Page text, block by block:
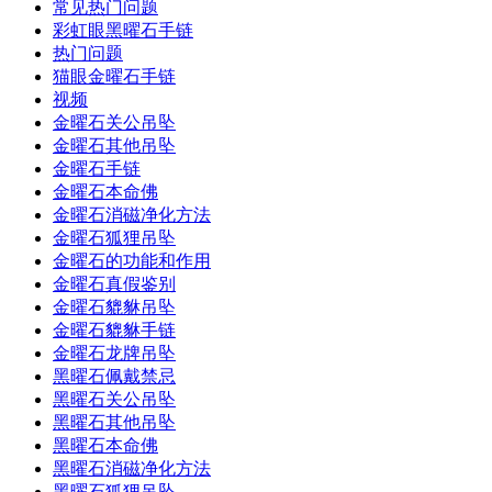
常见热门问题
彩虹眼黑曜石手链
热门问题
猫眼金曜石手链
视频
金曜石关公吊坠
金曜石其他吊坠
金曜石手链
金曜石本命佛
金曜石消磁净化方法
金曜石狐狸吊坠
金曜石的功能和作用
金曜石真假鉴别
金曜石貔貅吊坠
金曜石貔貅手链
金曜石龙牌吊坠
黑曜石佩戴禁忌
黑曜石关公吊坠
黑曜石其他吊坠
黑曜石本命佛
黑曜石消磁净化方法